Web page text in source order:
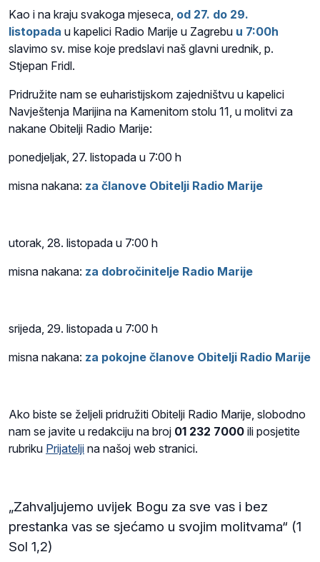
Kao i na kraju svakoga mjeseca, od 27. do 29.
listopada u kapelici Radio Marije u Zagrebu u 7:00h
slavimo sv. mise koje predslavi naš glavni urednik, p.
Stjepan Fridl.
Pridružite nam se euharistijskom zajedništvu u kapelici
Navještenja Marijina na Kamenitom stolu 11, u molitvi za
nakane Obitelji Radio Marije:
ponedjeljak, 27. listopada u 7:00 h
misna nakana: za članove Obitelji Radio Marije
utorak, 28. listopada u 7:00 h
misna nakana: za dobročinitelje Radio Marije
srijeda, 29. listopada u 7:00 h
misna nakana: za pokojne članove Obitelji Radio Marije
Ako biste se željeli pridružiti Obitelji Radio Marije, slobodno
nam se javite u redakciju na broj 01 232 7000 ili posjetite
rubriku Prijatelji na našoj web stranici.
„Zahvaljujemo uvijek Bogu za sve vas i bez
prestanka vas se sjećamo u svojim molitvama“ (1
Sol 1,2)